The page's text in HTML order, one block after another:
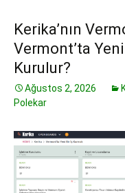
Kerika’nın
Vermont’ta
Kurulur?
Ağustos 2, 2026
Polekar